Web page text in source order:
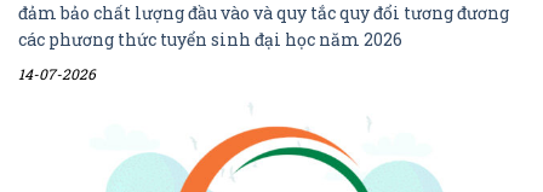
đảm bảo chất lượng đầu vào và quy tắc quy đổi tương đương
các phương thức tuyển sinh đại học năm 2026
14-07-2026